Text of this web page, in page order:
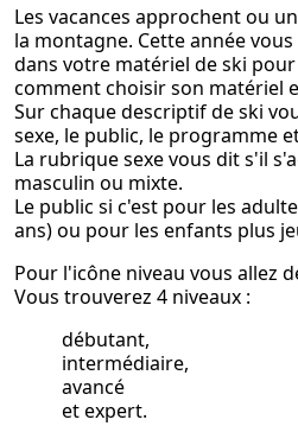
Les vacances approchent ou
la montagne. Cette année
dans votre matériel de ski
comment choisir son matériel
Sur chaque descriptif de ski
sexe, le public, le programme
La rubrique sexe vous dit s'il
masculin ou mixte.
Le public si c'est pour les
ans) ou pour les enfants plus
Pour l'icône niveau vous allez
Vous trouverez 4 niveaux :
débutant,
intermédiaire,
avancé
et expert.